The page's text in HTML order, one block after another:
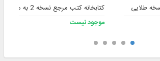
کتابخانه کتب مرجع نسخه 2 به همراه فلش
موجود نیست